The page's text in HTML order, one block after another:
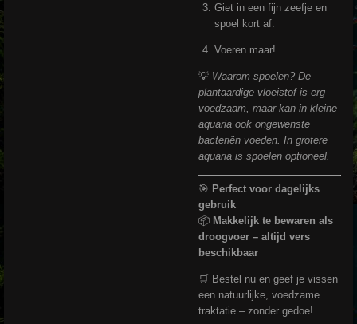
Giet in een fijn zeefje en
spoel kort af.
Voeren maar!
💡 Waarom spoelen? De
plantaardige vloeistof is erg
voedzaam, maar kan in kleine
aquaria ook ongewenste
bacteriën voeden. In grotere
aquaria is spoelen optioneel.
🎯 Perfect voor dagelijks
gebruik
📦 Makkelijk te bewaren als
droogvoer – altijd vers
beschikbaar
🛒 Bestel nu en geef je vissen
een natuurlijke, voedzame
traktatie – zonder gedoe!